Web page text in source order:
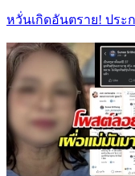
หวั่นเกิดอันตราย! ประ